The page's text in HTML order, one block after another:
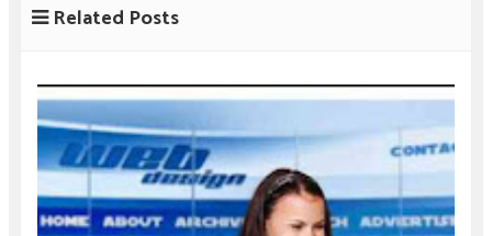
Related Posts